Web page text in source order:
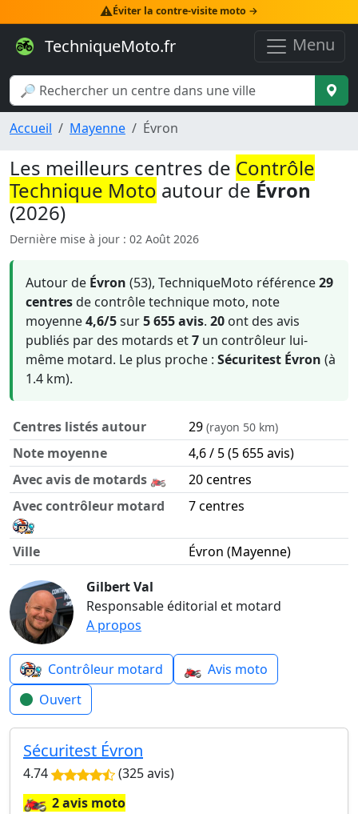
⚠️Éviter la contre-visite moto →
TechniqueMoto.fr Menu
Accueil Mayenne Évron
Les meilleurs centres de Contrôle
Technique Moto autour deÉvron
(2026)
Dernière mise à jour : 02 Août 2026
Autour de Évron (53), TechniqueMoto référence29
centresde contrôle technique moto, note
moyenne4,6/5sur5 655 avis. 20 ont des avis
publiés par des motards et7 un contrôleur lui-
même motard. Le plus proche : Sécuritest Évron (à
1.4 km).
Centres listés autour 29 (rayon 50 km)
Note moyenne
4,6 / 5 (5 655 avis)
Avec avis de motards 🏍️
20 centres
Avec contrôleur motard
7 centres
Ville
Évron (Mayenne)
Gilbert Val
Responsable éditorial et motard
A propos
Contrôleur motard 🏍️ Avis moto
Ouvert
Sécuritest Évron
4.74 (325 avis)
🏍️2 avis moto